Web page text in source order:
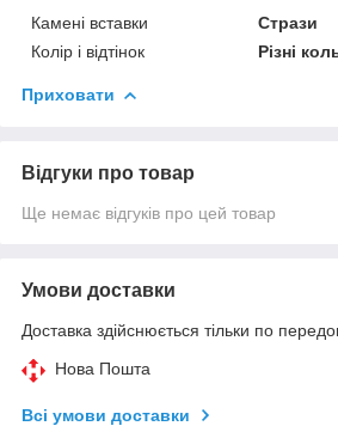
Камені вставки
Стрази
Колір і відтінок
Різні
Приховати
Відгуки про товар
Ще немає відгуків про цей товар
Умови доставки
Доставка здійснюється тільки по
Нова Пошта
Всі умови доставки